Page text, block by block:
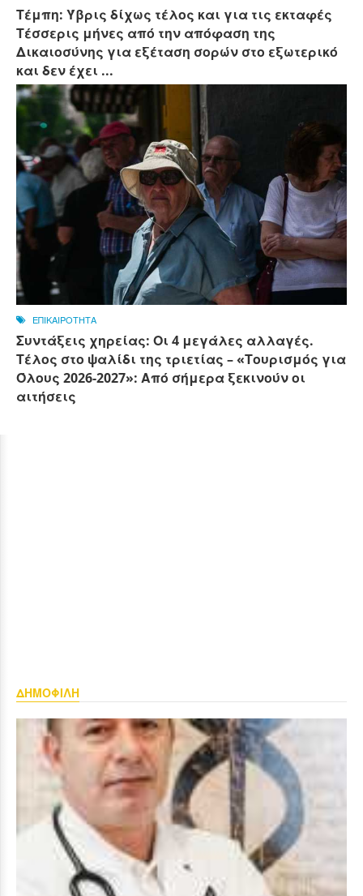
Τέμπη: Ύβρις δίχως τέλος και για τις εκταφές
Τέσσερις μήνες από την απόφαση της
Δικαιοσύνης για εξέταση σορών στο εξωτερικό
και δεν έχει ...
ΕΠΙΚΑΙΡΟΤΗΤΑ
Συντάξεις χηρείας: Οι 4 μεγάλες αλλαγές.
Τέλος στο ψαλίδι της τριετίας – «Τουρισμός για
Όλους 2026-2027»: Από σήμερα ξεκινούν οι
αιτήσεις
ΔΗΜΟΦΙΛΗ